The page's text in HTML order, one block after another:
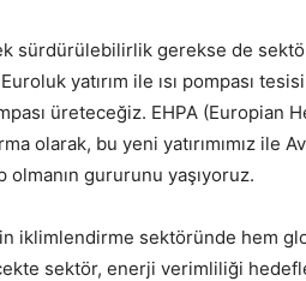
sürdürülebilirlik gerekse de
yatırım ile ısı pompası
üreteceğiz. EHPA (Europian
olarak, bu yeni yatırımımız ile
olmanın gururunu yaşıyoruz.
iklimlendirme sektöründe hem
sektör, enerji verimliliği